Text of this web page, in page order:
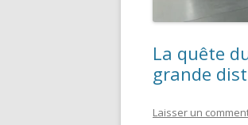
La quête
grande
Laisser un